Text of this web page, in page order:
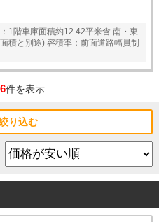
1階車庫面積約12.42平米含 南・東
積と別途) 容積率：前面道路幅員制
件を表示
り込む